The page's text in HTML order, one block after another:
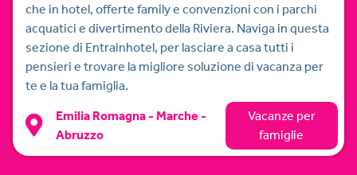
che in hotel, offerte family e convenzioni con i parchi
acquatici e divertimento della Riviera. Naviga in questa
sezione di Entrainhotel, per lasciare a casa tutti i
pensieri e trovare la migliore soluzione di vacanza per
te e la tua famiglia.
Emilia Romagna - Marche -
Abruzzo
Vacanze per
famiglie